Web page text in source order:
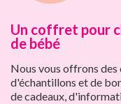
Un coffret pour
de bébé
Nous vous offrons
d'échantillons et de
de cadeaux,